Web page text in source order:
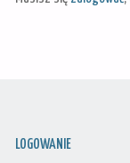
LOGOWANIE